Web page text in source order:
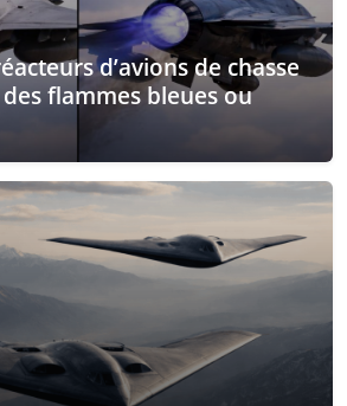
d’avions de chasse
flammes bleues ou